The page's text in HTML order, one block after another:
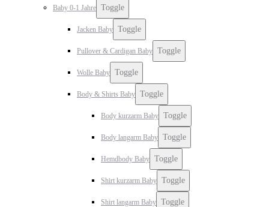
Baby 0-1 Jahre Toggle
Jacken Baby Toggle
Pullover & Cardigan Baby Toggle
Wolle Baby Toggle
Body & Shirts Baby Toggle
Body kurzarm Baby Toggle
Body langarm Baby Toggle
Hemdbody Baby Toggle
Shirt kurzarm Baby Toggle
Shirt langarm Baby Toggle